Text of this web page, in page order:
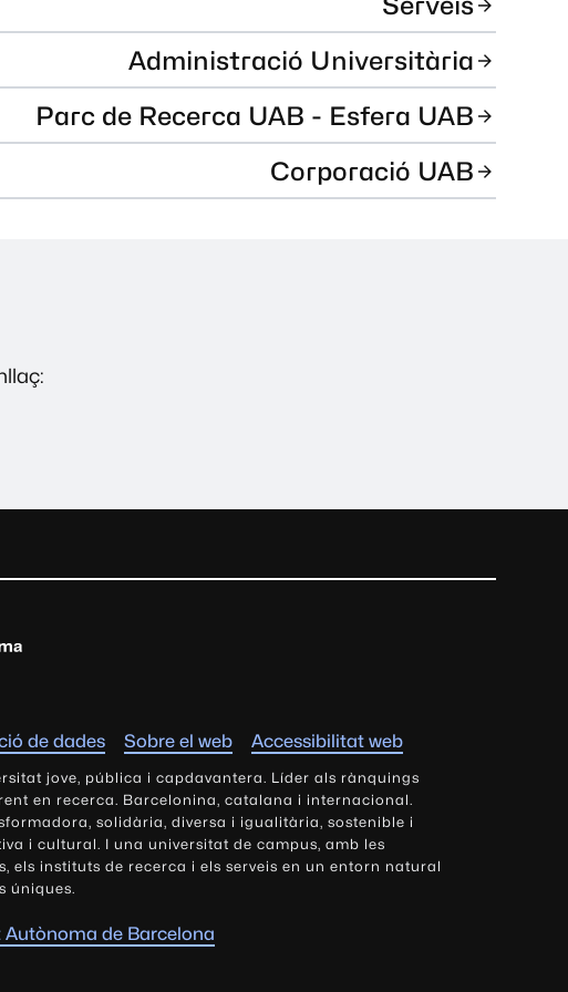
Administració Universitària
Parc de Recerca UAB - Esfera UAB
Corporació UAB
de dades Sobre el web Accessibilitat web
jove, pública i capdavantera. Líder als rànquings
en recerca. Barcelonina, catalana i internacional.
solidària, diversa i igualitària, sostenible i
i cultural. I una universitat de campus, amb les
els instituts de recerca i els serveis en un entorn natural
úniques.
de Barcelona